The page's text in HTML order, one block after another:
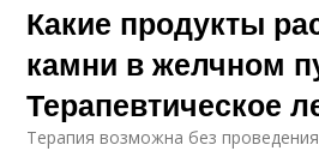
Какие продукты
камни в желчном
Терапевтическое
Терапия возможна без